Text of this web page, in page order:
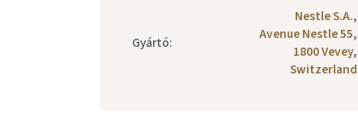
Gyártó:
Nestle S.A.,
Avenue Nestle 55,
1800 Vevey,
Switzerland